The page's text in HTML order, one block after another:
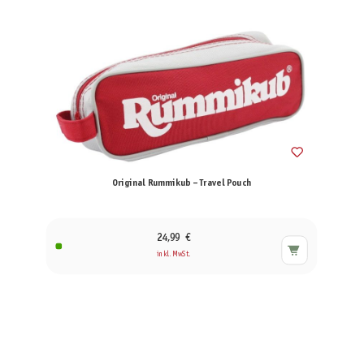
Original Rummikub – Travel Pouch
24,99 €
inkl. MwSt.